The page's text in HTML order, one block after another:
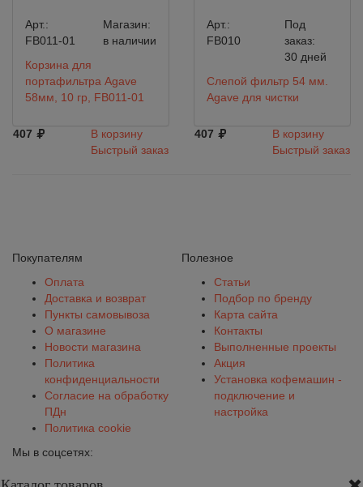
Арт.:
FB011-01
Магазин:
в наличии
Корзина для
портафильтра Agave
58мм, 10 гр, FB011-01
407
В корзину
Быстрый заказ
Арт.:
FB010
Под
заказ:
30 дней
Слепой фильтр 54 мм.
Agave для чистки
407
В корзину
Быстрый заказ
Покупателям
Оплата
Доставка и возврат
Пункты самовывоза
О магазине
Новости магазина
Политика
конфиденциальности
Согласие на обработку
ПДн
Политика cookie
Полезное
Статьи
Подбор по бренду
Карта сайта
Контакты
Выполненные проекты
Акция
Установка кофемашин -
подключение и
настройка
Мы в соцсетях: